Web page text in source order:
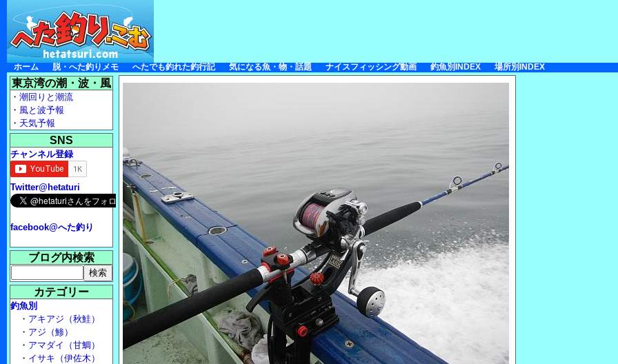
ホーム 脱・へた釣りメモ へたでも釣れた釣行記 気になる魚・物・話題 ナイスフィッシング動画 釣魚別INDEX 場所別INDEX
東京湾の潮・波・風
・ 潮回りと潮流
・ 風と波予報
・ 天気予報
SNS
チャンネル登録
Twitter@hetaturi
facebook@へた釣り
ブログ内検索
カテゴリー
釣魚別
・ アキアジ（秋鮭）
・ アジ（鯵）
・ アマダイ（甘鯛）
・ イサキ（伊佐木）